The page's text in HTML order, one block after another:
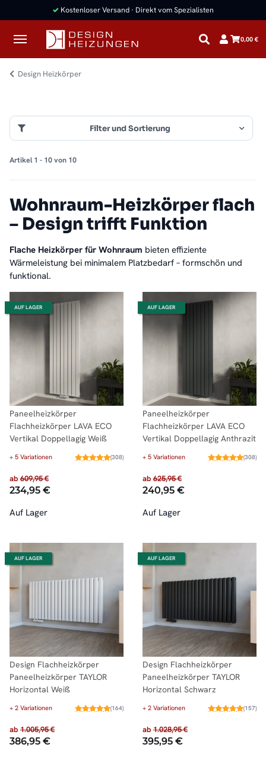
✓ Kostenloser Versand · Direkt vom Spezialisten
0,00 €
Design Heizkörper
Filter und Sortierung
Artikel 1 - 10 von 10
Wohnraum-Heizkörper flach
– Design trifft Funktion
Flache Heizkörper für Wohnraum bieten effiziente
Wärmeleistung bei minimalem Platzbedarf – formschön und
funktional.
AUF LAGER
Paneelheizkörper
Flachheizkörper LAVA ECO
Vertikal Doppellagig Weiß
+ 5 Variationen (308)
ab 609,95 €
234,95 €
Auf Lager
AUF LAGER
Paneelheizkörper
Flachheizkörper LAVA ECO
Vertikal Doppellagig Anthrazit
+ 5 Variationen (308)
ab 625,95 €
240,95 €
Auf Lager
AUF LAGER
Design Flachheizkörper
Paneelheizkörper TAYLOR
Horizontal Weiß
+ 2 Variationen (164)
ab 1.005,95 €
386,95 €
AUF LAGER
Design Flachheizkörper
Paneelheizkörper TAYLOR
Horizontal Schwarz
+ 2 Variationen (157)
ab 1.028,95 €
395,95 €